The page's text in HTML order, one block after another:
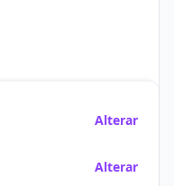
Alterar
Alterar